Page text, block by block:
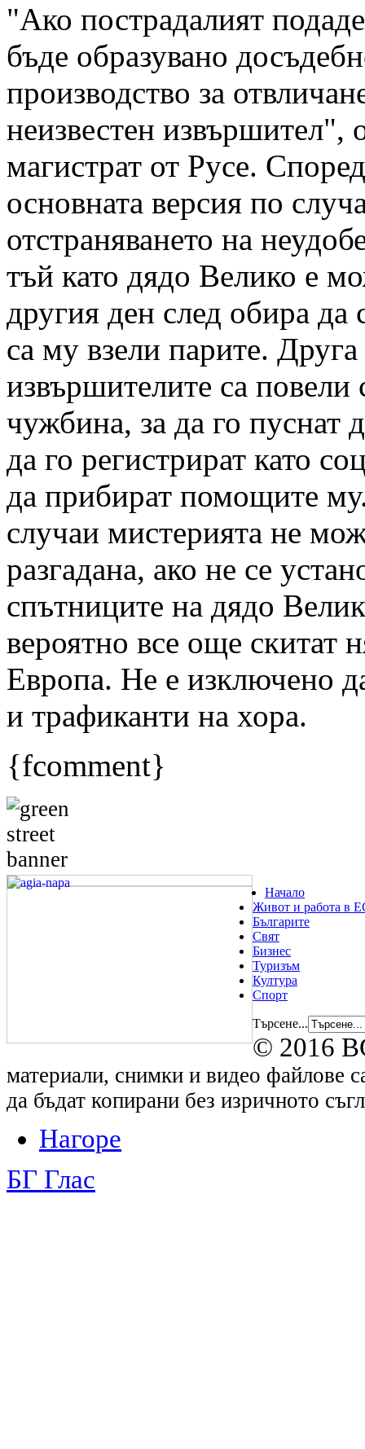
"Ако пострадалият
бъде образувано
производство за
неизвестен извършител",
магистрат от Русе.
основната версия по
отстраняването на
тъй като дядо Велико е
другия ден след обира да
са му взели парите.
извършителите са повели
чужбина, за да го пуснат
да го регистрират като
да прибират помощите
случаи мистерията не
разгадана, ако не се
спътниците на дядо
вероятно все още скитат
Европа. Не е изключено
и трафиканти на хора.
{fcomment}
Начало
Живот и работа в
Българите
Свят
Бизнес
Туризъм
Култура
Спорт
Търсене...
© 2016
материали, снимки и видео файлове
да бъдат копирани без изричното
Нагоре
БГ Глас